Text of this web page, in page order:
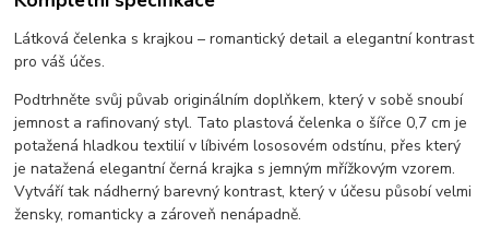
Látková čelenka s krajkou – romantický detail a elegantní kontrast
pro váš účes.
Podtrhněte svůj půvab originálním doplňkem, který v sobě snoubí
jemnost a rafinovaný styl. Tato plastová čelenka o šířce 0,7 cm je
potažená hladkou textilií v líbivém lososovém odstínu, přes který
je natažená elegantní černá krajka s jemným mřížkovým vzorem.
Vytváří tak nádherný barevný kontrast, který v účesu působí velmi
žensky, romanticky a zároveň nenápadně.